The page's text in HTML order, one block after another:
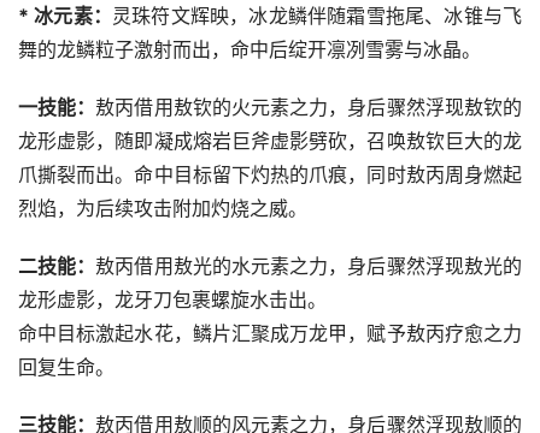
* 冰元素： 灵珠符文辉映，冰龙鳞伴随霜雪拖尾、冰锥与飞
舞的龙鳞粒子激射而出，命中后绽开凛冽雪雾与冰晶。
一技能： 敖丙借用敖钦的火元素之力，身后骤然浮现敖钦的
龙形虚影，随即凝成熔岩巨斧虚影劈砍，召唤敖钦巨大的龙
爪撕裂而出。命中目标留下灼热的爪痕，同时敖丙周身燃起
烈焰，为后续攻击附加灼烧之威。
二技能： 敖丙借用敖光的水元素之力，身后骤然浮现敖光的
龙形虚影，龙牙刀包裹螺旋水击出。
命中目标激起水花，鳞片汇聚成万龙甲，赋予敖丙疗愈之力
回复生命。
三技能： 敖丙借用敖顺的风元素之力，身后骤然浮现敖顺的